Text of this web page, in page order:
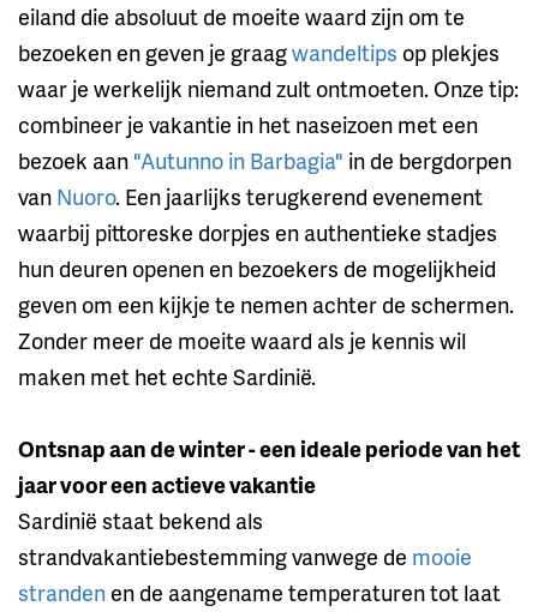
eiland die absoluut de moeite waard zijn om te
bezoeken en geven je graagwandeltips op plekjes
waar je werkelijk niemand zult ontmoeten. Onze tip:
combineer je vakantie in het naseizoen met een
bezoek aan "Autunno in Barbagia" in de bergdorpen
van Nuoro. Een jaarlijks terugkerend evenement
waarbij pittoreske dorpjes en authentieke stadjes
hun deuren openen en bezoekers de mogelijkheid
geven om een kijkje te nemen achter de schermen.
Zonder meer de moeite waard als je kennis wil
maken met het echte Sardinië.
Ontsnap aan de winter - een ideale periode van het
jaar voor een actieve vakantie
Sardinië staat bekend als
strandvakantiebestemming vanwege de mooie
stranden en de aangename temperaturen tot laat